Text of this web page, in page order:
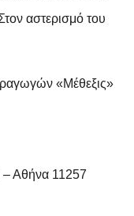
αστερισμό του
«Μέθεξις»
Αθήνα 11257